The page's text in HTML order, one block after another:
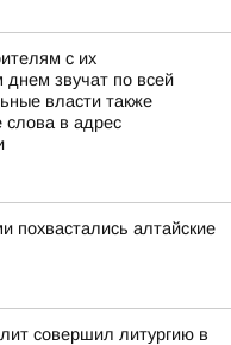
с их
звучат по всей
власти также
слова в адрес
похвастались алтайские
совершил литургию в